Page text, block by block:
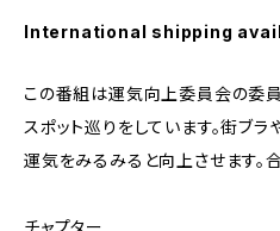
International shipping
この番組は運気向上委員会の委
スポット巡りをしています。街ブ
運気をみるみると向上させます。
チャプター